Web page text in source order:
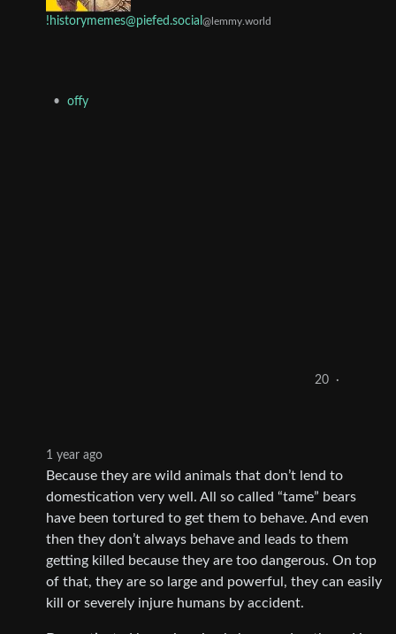
!historymemes@piefed.social @lemmy.world
• offy
20 ·
1 year ago
Because they are wild animals that don’t lend to
domestication very well. All so called “tame” bears
have been tortured to get them to behave. And even
then they don’t always behave and leads to them
getting killed because they are too dangerous. On top
of that, they are so large and powerful, they can easily
kill or severely injure humans by accident.